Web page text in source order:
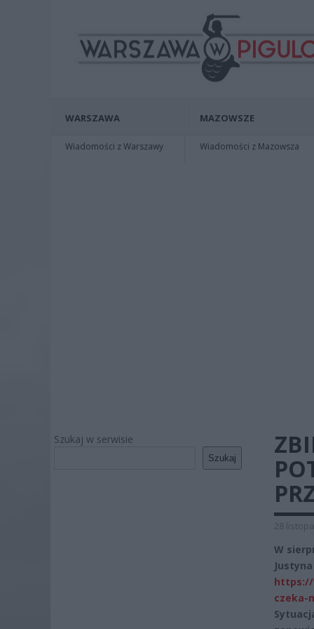
WARSZAWA
Wiadomości z Warszawy
MAZOWSZE
Wiadomości z Mazowsza
Szukaj w serwisie
Szukaj
28
W
https://
czeka-